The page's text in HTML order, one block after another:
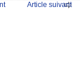
Article suivant